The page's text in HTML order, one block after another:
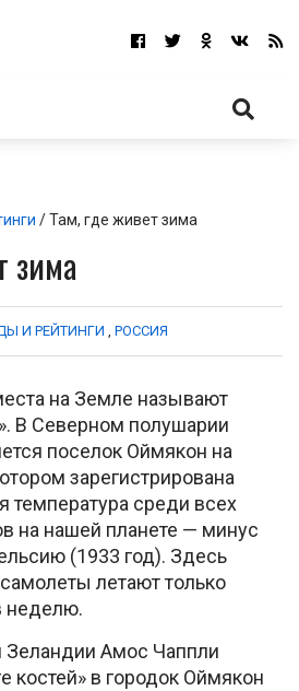
/ Там, где живет зима
зима
И РЕЙТИНГИ , РОССИЯ
на Земле называют
В Северном полушарии
поселок Оймякон на
зарегистрирована
температура среди всех
на нашей планете — минус
(1933 год). Здесь
самолеты летают только
неделю.
Зеландии Амос Чаппли
костей» в городок Оймякон